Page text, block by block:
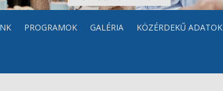
PROGRAMOK GALÉRIA KÖZÉRDEKŰ ADATOK